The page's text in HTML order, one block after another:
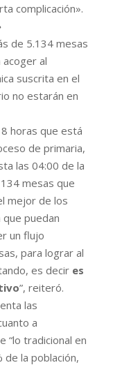
complicación».
de 5.134 mesas
al
suscrita en el
no estarán en
horas que está
de primaria,
las 04:00 de la
mesas que
mejor de los
puedan
un flujo
para lograr al
es decir es
”, reiteró.
las
a
“lo tradicional en
la población,